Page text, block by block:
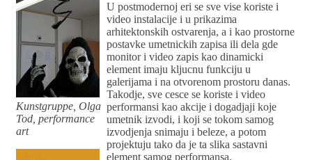
Kunstgruppe, Olga
Tod, performance
art
U postmodernoj eri se sve vise koriste i
video instalacije i u prikazima
arhitektonskih ostvarenja, a i kao prostorne
postavke umetnickih zapisa ili dela gde
monitor i video zapis kao dinamicki
element imaju kljucnu funkciju u
galerijama i na otvorenom prostoru danas.
Takodje, sve cesce se koriste i video
performansi kao akcije i dogadjaji koje
umetnik izvodi, i koji se tokom samog
izvodjenja snimaju i beleze, a potom
projektuju tako da je ta slika sastavni
element samog performansa.